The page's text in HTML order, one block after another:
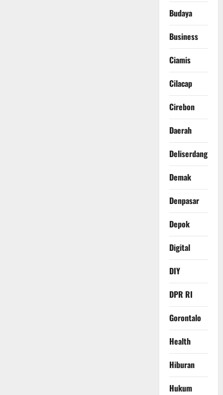
Budaya
Business
Ciamis
Cilacap
Cirebon
Daerah
Deliserdang
Demak
Denpasar
Depok
Digital
DIY
DPR RI
Gorontalo
Health
Hiburan
Hukum